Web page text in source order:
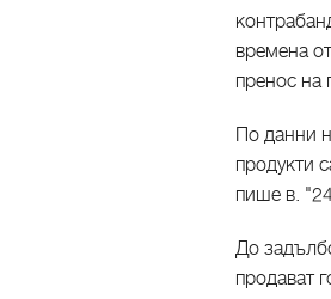
времена
пренос на
По данни
продукти
пише в.
До
продават